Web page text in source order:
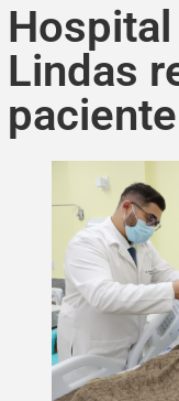
Lindas
paciente